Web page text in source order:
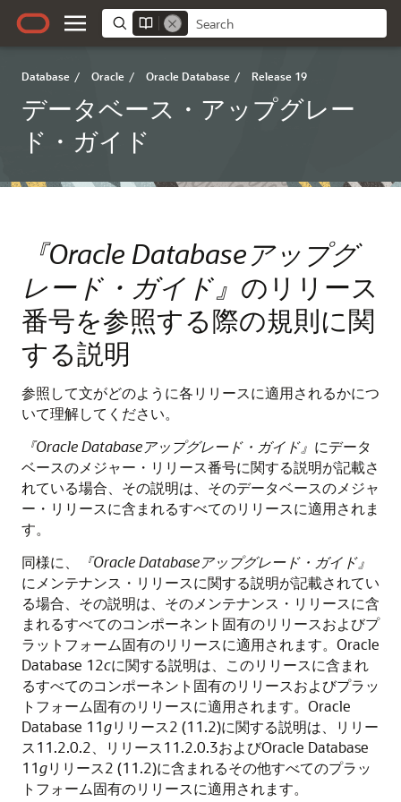
Database / Oracle / Oracle Database / Release 19
データベース・アップグレー
ド・ガイド
『Oracle Databaseアップグ
レード・ガイド』 のリリース
番号を参照する際の規則に関
する説明
参照して文がどのように各リリースに適用されるかにつ
いて理解してください。
『Oracle Databaseアップグレード・ガイド』 にデータ
ベースのメジャー・リリース番号に関する説明が記載さ
れている場合、その説明は、そのデータベースのメジャ
ー・リリースに含まれるすべてのリリースに適用されま
す。
同様に、
『Oracle Databaseアップグレード・ガイド』
にメンテナンス・リリースに関する説明が記載されてい
る場合、その説明は、そのメンテナンス・リリースに含
まれるすべてのコンポーネント固有のリリースおよびプ
ラットフォーム固有のリリースに適用されます。Oracle
Database 12cに関する説明は、このリリースに含まれ
るすべてのコンポーネント固有のリリースおよびプラッ
トフォーム固有のリリースに適用されます。Oracle
Database 11gリリース2 (11.2)に関する説明は、リリー
ス11.2.0.2、リリース11.2.0.3およびOracle Database
11gリリース2 (11.2)に含まれるその他すべてのプラッ
トフォーム固有のリリースに適用されます。